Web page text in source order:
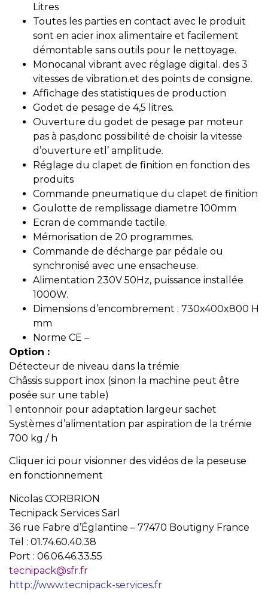
Litres
Toutes les parties en contact avec le produit
sont en acier inox alimentaire et facilement
démontable sans outils pour le nettoyage.
Monocanal vibrant avec réglage digital. des 3
vitesses de vibration.et des points de consigne.
Affichage des statistiques de production
Godet de pesage de 4,5 litres.
Ouverture du godet de pesage par moteur
pas à pas,donc possibilité de choisir la vitesse
d’ouverture etl’ amplitude.
Réglage du clapet de finition en fonction des
produits
Commande pneumatique du clapet de finition
Goulotte de remplissage diametre 100mm
Ecran de commande tactile.
Mémorisation de 20 programmes.
Commande de décharge par pédale ou
synchronisé avec une ensacheuse.
Alimentation 230V 50Hz, puissance installée
1000W.
Dimensions d’encombrement : 730x400x800 H
mm
Norme CE –
Option :
Détecteur de niveau dans la trémie
Châssis support inox (sinon la machine peut être
posée sur une table)
1 entonnoir pour adaptation largeur sachet
Systèmes d’alimentation par aspiration de la trémie
700 kg / h
Cliquer ici pour visionner des vidéos de la peseuse
en fonctionnement
Nicolas CORBRION
Tecnipack Services Sarl
36 rue Fabre d’Églantine – 77470 Boutigny France
Tel : 01.74.60.40.38
Port : 06.06.46.33.55
tecnipack@sfr.fr
http://www.tecnipack-services.fr